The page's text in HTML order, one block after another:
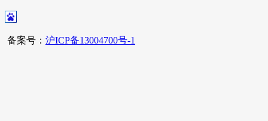
备案号： 沪ICP备13004700号-1